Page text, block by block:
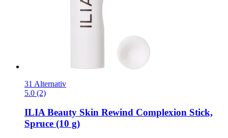
31 Alternativ
5.0 (2)
ILIA Beauty Skin Rewind Complexion Stick,
Spruce (10 g)